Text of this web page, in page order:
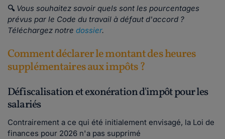
🔍 Vous souhaitez savoir quels sont les pourcentages
prévus par le Code du travail à défaut d'accord ?
Téléchargez notre dossier.
Comment déclarer le montant des heures
supplémentaires aux impôts ?
Défiscalisation et exonération d'impôt pour les
salariés
Contrairement a ce qui été initialement envisagé, la Loi de
finances pour 2026 n'a pas supprimé